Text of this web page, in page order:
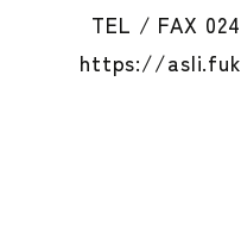
TEL / FAX
https://